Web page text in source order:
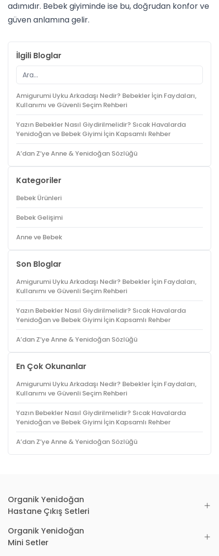
adımıdır. Bebek giyiminde ise bu, doğrudan konfor ve
güven anlamına gelir.
İlgili Bloglar
Amigurumi Uyku Arkadaşı Nedir? Bebekler İçin Faydaları,
Kullanımı ve Güvenli Seçim Rehberi
Yazın Bebekler Nasıl Giydirilmelidir? Sıcak Havalarda
Yenidoğan ve Bebek Giyimi İçin Kapsamlı Rehber
A’dan Z’ye Anne & Yenidoğan Sözlüğü
Kategoriler
Bebek Ürünleri
Bebek Gelişimi
Anne ve Bebek
Son Bloglar
Amigurumi Uyku Arkadaşı Nedir? Bebekler İçin Faydaları,
Kullanımı ve Güvenli Seçim Rehberi
Yazın Bebekler Nasıl Giydirilmelidir? Sıcak Havalarda
Yenidoğan ve Bebek Giyimi İçin Kapsamlı Rehber
A’dan Z’ye Anne & Yenidoğan Sözlüğü
En Çok Okunanlar
Amigurumi Uyku Arkadaşı Nedir? Bebekler İçin Faydaları,
Kullanımı ve Güvenli Seçim Rehberi
Yazın Bebekler Nasıl Giydirilmelidir? Sıcak Havalarda
Yenidoğan ve Bebek Giyimi İçin Kapsamlı Rehber
A’dan Z’ye Anne & Yenidoğan Sözlüğü
Organik Yenidoğan
Hastane Çıkış Setleri
Organik Yenidoğan
Mini Setler